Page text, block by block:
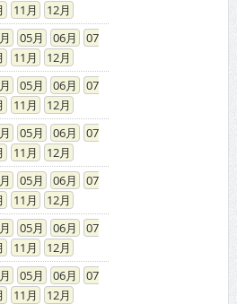
11
12
05 06
07
11
12
05 06
07
11
12
05 06
07
11
12
05 06
07
11
12
05 06
07
11
12
05 06
07
11
12